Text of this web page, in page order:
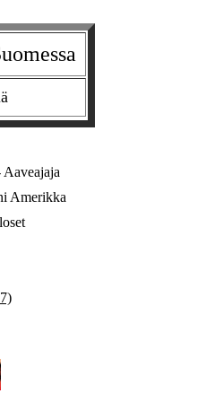
Aaveajaja
Amerikka